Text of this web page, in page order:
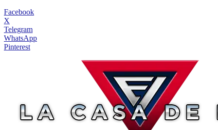
Facebook
X
Telegram
WhatsApp
Pinterest